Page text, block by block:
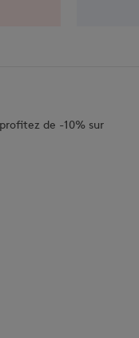
de -10% sur